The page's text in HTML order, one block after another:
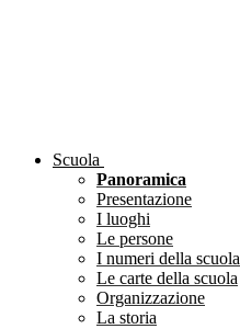
Scuola
Panoramica
Presentazione
I luoghi
Le persone
I numeri della scuola
Le carte della scuola
Organizzazione
La storia